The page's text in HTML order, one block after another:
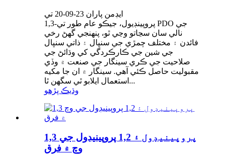
ايڊمن پاران 23-09-20 تي
1,3-پروپينڊيول، جيڪو عام طور تي PDO جي
نالي سان سڃاتو وڃي ٿو، پنهنجي گھڻ رخي
فائدن ۽ مختلف چمڙي جي سنڀال ۽ ذاتي سنڀال
جي شين جي ڪارڪردگي کي وڌائڻ جي
صلاحيت جي ڪري سينگار جي صنعت ۾ وڏي
مقبوليت حاصل ڪئي آهي. سينگار ۾ ان جا مکيه
استعمال ايلابو ٿي سگهن ٿا...
وڌيڪ پڙهو
1,3 پروپينيڊول ۽ 1,2 پروپينيڊول جي
وچ ۾ فرق